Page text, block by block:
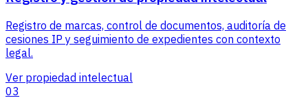
Registro de marcas, control de documentos, auditoría de
cesiones IP y seguimiento de expedientes con contexto
legal.
Ver propiedad intelectual
03